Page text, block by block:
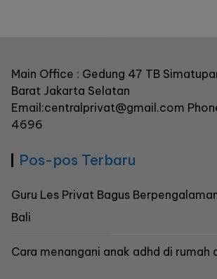
Main Office : Gedung 47 TB
Barat Jakarta Selatan
Email:centralprivat@gmail.com
4696
Pos-pos Terbaru
Guru Les Privat Bagus
Bali
Cara menangani anak adhd di rumah